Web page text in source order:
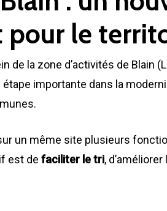
pour le
de la zone d’activités de Blain
importante dans la
un même site plusieurs
est de faciliter le tri,